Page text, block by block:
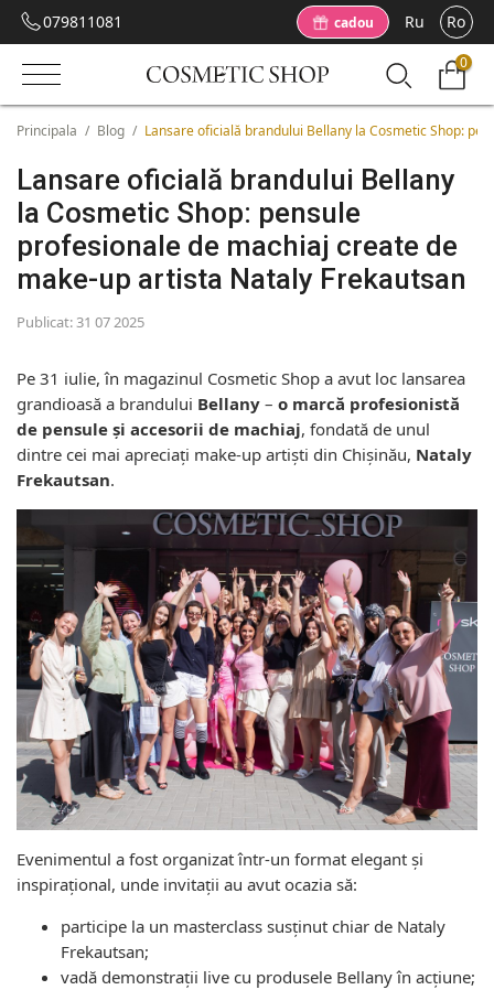
079811081 cadou Ru Ro
0
Principala / Blog / Lansare oficială brandului Bellany la Cosmetic Shop:
Lansare oficială brandului Bellany
la Cosmetic Shop: pensule
profesionale de machiaj create de
make-up artista Nataly Frekautsan
Publicat:31 07 2025
Pe 31 iulie, în magazinul Cosmetic Shop a avut loc lansarea
grandioasă a brandului Bellany – o marcă profesionistă
de pensule și accesorii de machiaj, fondată de unul
dintre cei mai apreciați make-up artiști din Chișinău, Nataly
Frekautsan.
Evenimentul a fost organizat într-un format elegant și
inspirațional, unde invitații au avut ocazia să:
participe la un masterclass susținut chiar de Nataly
Frekautsan;
vadă demonstrații live cu produsele Bellany în acțiune;